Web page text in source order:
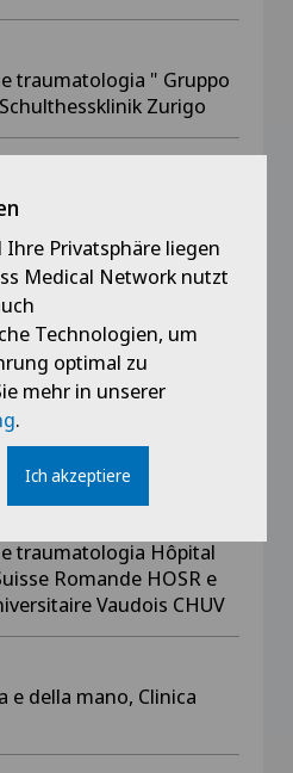
traumatologia " Gruppo
Zurigo
traumatologia " Gruppo
Zurigo
chirurgia ortopedica e
locomotore
e traumatologia,
traumatologia Hôpital
Romande HOSR e
Vaudois CHUV
e della mano, Clinica
Privatsphäre liegen
Medical Network nutzt
Technologien, um
optimal zu
mehr in unserer
.
Ich akzeptiere